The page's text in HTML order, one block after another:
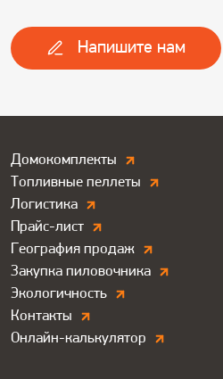
Напишите нам
Дополнитльные
ссылки.
Футер
Домокомплекты
Топливные пеллеты
Логистика
Прайс-лист
География продаж
Закупка пиловочника
Экологичность
Контакты
Онлайн-калькулятор